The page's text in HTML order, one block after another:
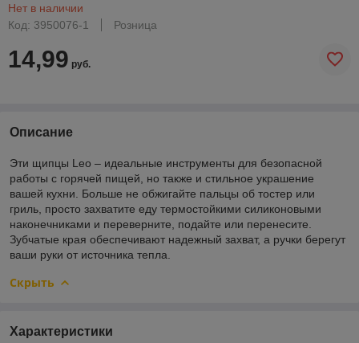
Нет в наличии
Код: 3950076-1
Розница
14,99 руб.
Описание
Эти щипцы Leo – идеальные инструменты для безопасной
работы с горячей пищей, но также и стильное украшение
вашей кухни. Больше не обжигайте пальцы об тостер или
гриль, просто захватите еду термостойкими силиконовыми
наконечниками и переверните, подайте или перенесите.
Зубчатые края обеспечивают надежный захват, а ручки берегут
ваши руки от источника тепла.
Скрыть
Характеристики